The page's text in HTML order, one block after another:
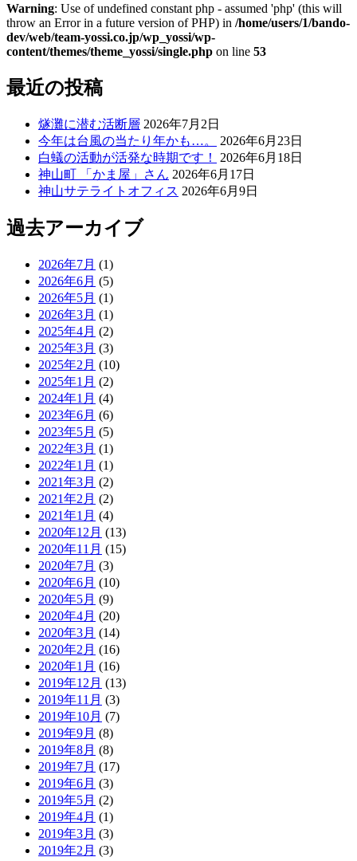
Warning: Use of undefined constant php - assumed 'php' (this will
throw an Error in a future version of PHP) in /home/users/1/bando-
dev/web/team-yossi.co.jp/wp_yossi/wp-
content/themes/theme_yossi/single.php on line 53
最近の投稿
燧灘に潜む活断層 2026年7月2日
今年は台風の当たり年かも…。
2026年6月23日
白蟻の活動が活発な時期です！
2026年6月18日
神山町 「かま屋」さん 2026年6月17日
神山サテライトオフィス 2026年6月9日
過去アーカイブ
2026年7月 (1)
2026年6月 (5)
2026年5月 (1)
2026年3月 (1)
2025年4月 (2)
2025年3月 (3)
2025年2月 (10)
2025年1月 (2)
2024年1月 (4)
2023年6月 (6)
2023年5月 (5)
2022年3月 (1)
2022年1月 (1)
2021年3月 (2)
2021年2月 (2)
2021年1月 (4)
2020年12月 (13)
2020年11月 (15)
2020年7月 (3)
2020年6月 (10)
2020年5月 (9)
2020年4月 (20)
2020年3月 (14)
2020年2月 (16)
2020年1月 (16)
2019年12月 (13)
2019年11月 (3)
2019年10月 (7)
2019年9月 (8)
2019年8月 (8)
2019年7月 (17)
2019年6月 (3)
2019年5月 (2)
2019年4月 (1)
2019年3月 (3)
2019年2月 (3)